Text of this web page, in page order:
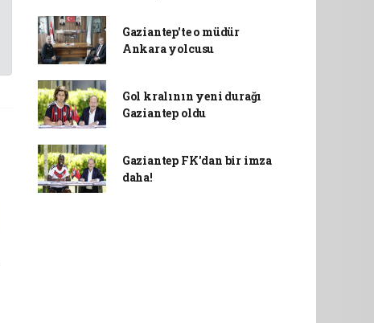
Gaziantep'te o müdür
Ankara yolcusu
Gol kralının yeni durağı
Gaziantep oldu
Gaziantep FK'dan bir imza
daha!